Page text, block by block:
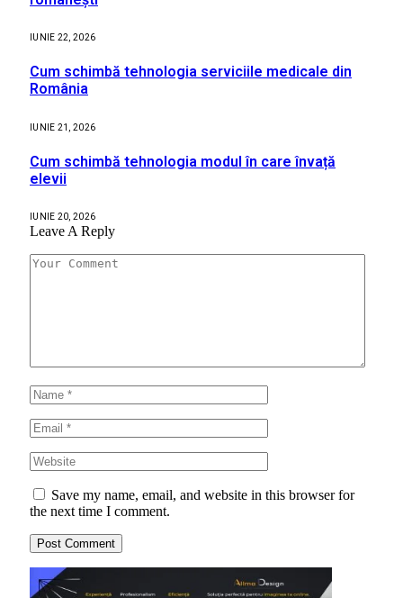
IUNIE 22, 2026
Cum schimbă tehnologia serviciile medicale din
România
IUNIE 21, 2026
Cum schimbă tehnologia modul în care învață
elevii
IUNIE 20, 2026
Leave A Reply
Save my name, email, and website in this browser for
the next time I comment.